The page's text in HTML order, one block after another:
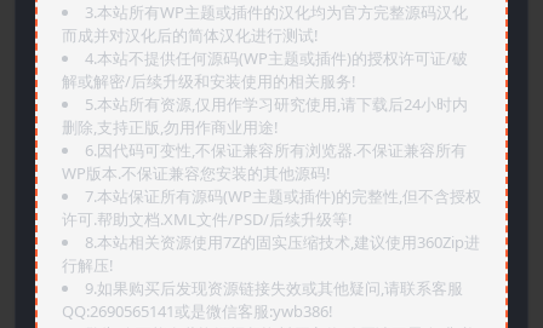
3.本站所有WP主题或插件的汉化均为官方完整源码汉化
而成并对汉化后的简体汉化进行测试!
4.本站不提供任何源码(WP主题或插件)的授权许可证/破
解或解密/后续升级和安装使用的相关服务!
5.本站所有资源,仅用作学习研究使用,请下载后24小时内
删除,支持正版,勿用作商业用途!
6.因代码可变性,不保证兼容所有浏览器.不保证兼容所有
WP版本.不保证兼容您安装的其他源码!
7.本站保证所有源码(WP主题或插件)的完整性,但不含授权
许可.帮助文档.XML文件/PSD/后续升级等!
8.本站相关资源使用7Z的固实压缩技术,建议使用360Zip进
行解压!
9.如果购买后发现资源链接失效或其他疑问,请联系客服
QQ:2690565141或是微信客服:ywb386!